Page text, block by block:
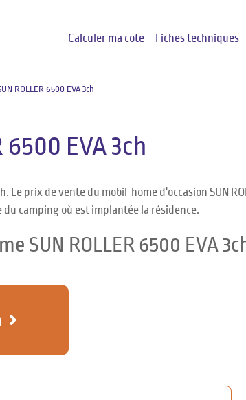
Calculer ma cote Fiches techniques
ROLLER 6500 EVA 3ch
EVA 3ch
Le prix de vente du mobil-home d'occasion SUN
du camping où est implantée la résidence.
SUN ROLLER 6500 EVA